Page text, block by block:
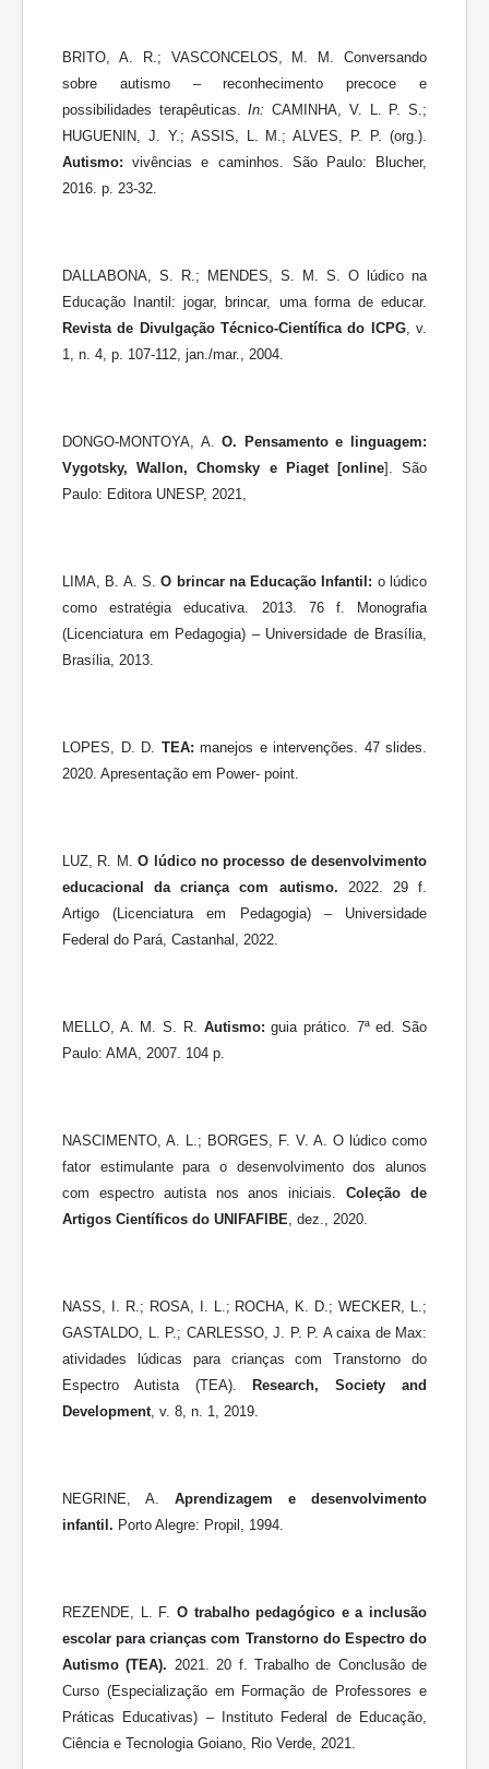
BRITO, A. R.; VASCONCELOS, M. M. Conversando
sobre autismo – reconhecimento precoce e
possibilidades terapêuticas.In: CAMINHA, V. L. P. S.;
HUGUENIN, J. Y.; ASSIS, L. M.; ALVES, P. P. (org.).
Autismo: vivências e caminhos. São Paulo: Blucher,
2016. p. 23-32.
DALLABONA, S. R.; MENDES, S. M. S. O lúdico na
Educação Inantil: jogar, brincar, uma forma de educar.
Revista de Divulgação Técnico-Científica do ICPG, v.
1, n. 4, p. 107-112, jan./mar., 2004.
DONGO-MONTOYA, A.O. Pensamento e linguagem:
Vygotsky, Wallon, Chomsky e Piaget [online]. São
Paulo: Editora UNESP, 2021,
LIMA, B. A. S.O brincar na Educação Infantil: o lúdico
como estratégia educativa. 2013. 76 f. Monografia
(Licenciatura em Pedagogia) – Universidade de Brasília,
Brasília, 2013.
LOPES, D. D. TEA: manejos e intervenções. 47 slides.
2020. Apresentação em Power- point.
LUZ, R. M.O lúdico no processo de desenvolvimento
educacional da criança com autismo. 2022. 29 f.
Artigo (Licenciatura em Pedagogia) – Universidade
Federal do Pará, Castanhal, 2022.
MELLO, A. M. S. R. Autismo: guia prático. 7ª ed. São
Paulo: AMA, 2007. 104 p.
NASCIMENTO, A. L.; BORGES, F. V. A. O lúdico como
fator estimulante para o desenvolvimento dos alunos
com espectro autista nos anos iniciais.Coleção de
Artigos Científicos do UNIFAFIBE , dez., 2020.
NASS, I. R.; ROSA, I. L.; ROCHA, K. D.; WECKER, L.;
GASTALDO, L. P.; CARLESSO, J. P. P. A caixa de Max:
atividades lúdicas para crianças com Transtorno do
Espectro Autista (TEA).Research, Society and
Development , v. 8, n. 1, 2019.
NEGRINE, A. Aprendizagem e desenvolvimento
infantil. Porto Alegre: Propil, 1994.
REZENDE, L. F. O trabalho pedagógico e a inclusão
escolar para crianças com Transtorno do Espectro do
Autismo (TEA). 2021. 20 f. Trabalho de Conclusão de
Curso (Especialização em Formação de Professores e
Práticas Educativas) – Instituto Federal de Educação,
Ciência e Tecnologia Goiano, Rio Verde, 2021.